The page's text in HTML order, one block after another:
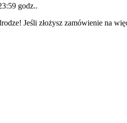
godz..
Jeśli złożysz zamówienie na